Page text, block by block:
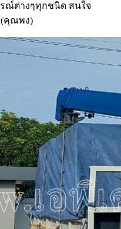
ณ์ต่างๆทุกชนิด สนใจ
(คุณพง)